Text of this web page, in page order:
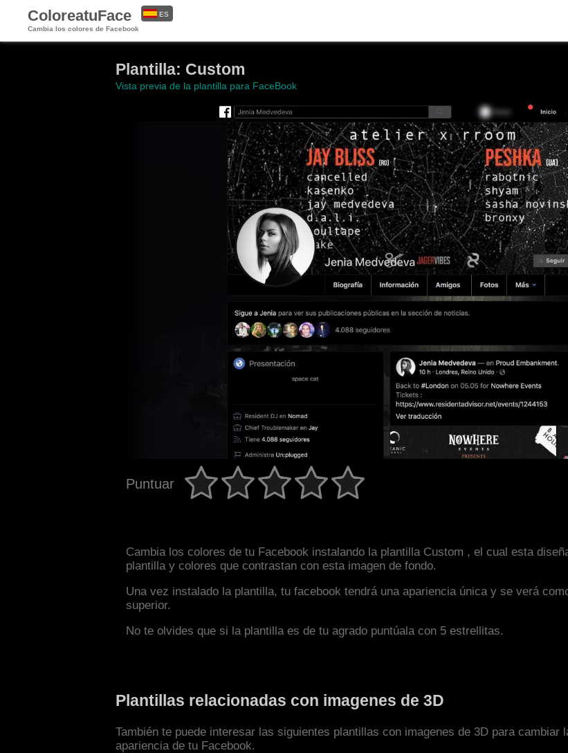
ColoreatuFace
Cambia los colores de Facebook
ES
Plantilla: Custom
Vista previa de la plantilla para FaceBook
Puntuar
Cambia los colores de tu Facebook instalando la plantilla Custom , el cual esta
plantilla y colores que contrastan con esta imagen de fondo.
Una vez instalado la plantilla, tu facebook tendrá una apariencia única y se verá
superior.
No te olvides que si la plantilla es de tu agrado puntúala con 5 estrellitas.
Plantillas relacionadas con imagenes de 3D
También te puede interesar las siguientes plantillas con imagenes de 3D para cambiar
apariencia de tu Facebook.